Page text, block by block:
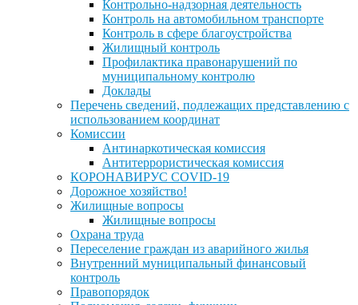
Контрольно-надзорная деятельность
Контроль на автомобильном транспорте
Контроль в сфере благоустройства
Жилищный контроль
Профилактика правонарушений по
муниципальному контролю
Доклады
Перечень сведений, подлежащих представлению с
использованием координат
Комиссии
Антинаркотическая комиссия
Антитеррористическая комиссия
КОРОНАВИРУС COVID-19
Дорожное хозяйство!
Жилищные вопросы
Жилищные вопросы
Охрана труда
Переселение граждан из аварийного жилья
Внутренний муниципальный финансовый
контроль
Правопорядок